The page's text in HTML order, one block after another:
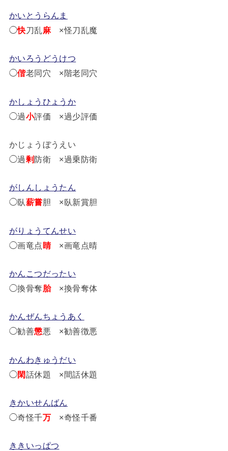
かいとうらんま
◯快刀乱麻×怪刀乱魔
かいろうどうけつ
◯偕老同穴 ×階老同穴
かしょうひょうか
◯過小評価 ×過少評価
かじょうぼうえい
◯過剰 防衛 ×過乗防衛
がしんしょうたん
◯臥薪嘗胆 ×臥新賞胆
がりょうてんせい
◯画竜点 睛×画竜点晴
かんこつだったい
◯換骨奪胎×換骨奪体
かんぜんちょうあく
◯勧善懲悪 ×勧善徴悪
かんわきゅうだい
◯閑話休題 ×間話休題
きかいせんばん
◯奇怪千万×奇怪千番
ききいっぱつ